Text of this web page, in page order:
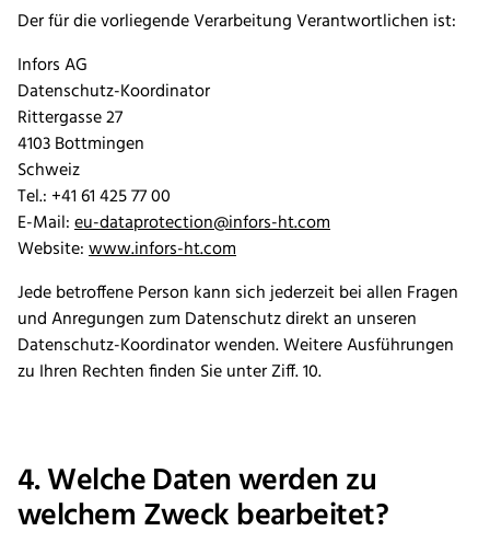
Der für die vorliegende Verarbeitung Verantwortlichen ist:
Infors AG
Datenschutz-Koordinator
Rittergasse 27
4103 Bottmingen
Schweiz
Tel.: +41 61 425 77 00
E-Mail:eu-dataprotection@infors-ht.com
Website:www.infors-ht.com
Jede betroffene Person kann sich jederzeit bei allen Fragen
und Anregungen zum Datenschutz direkt an unseren
Datenschutz-Koordinator wenden. Weitere Ausführungen
zu Ihren Rechten finden Sie unter Ziff. 10.
4. Welche Daten werden zu
welchem Zweck bearbeitet?